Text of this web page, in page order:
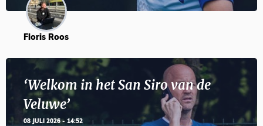
Floris Roos
‘Welkom in het San Siro van de
Veluwe’
08 JULI 2026 - 14:52